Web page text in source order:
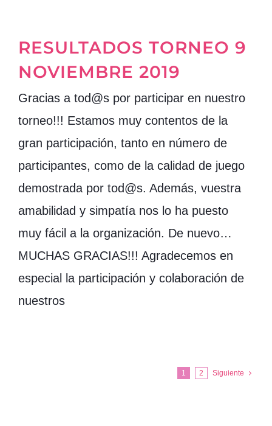
RESULTADOS TORNEO 9
NOVIEMBRE 2019
Gracias a tod@s por participar en nuestro
torneo!!! Estamos muy contentos de la
gran participación, tanto en número de
participantes, como de la calidad de juego
demostrada por tod@s. Además, vuestra
amabilidad y simpatía nos lo ha puesto
muy fácil a la organización. De nuevo…
MUCHAS GRACIAS!!! Agradecemos en
especial la participación y colaboración de
nuestros
1 2 Siguiente